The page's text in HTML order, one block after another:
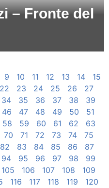
– Fronte del
9 10 11 12 13 14
15
22 23 24 25 26
27
34 35 36 37 38
39
46 47 48 49 50
51
58 59 60 61 62
63
70 71 72 73 74
75
82 83 84 85 86
87
94 95 96 97 98
99
105 106 107 108
109
116 117 118 119
120